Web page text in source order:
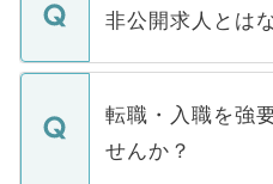
登録内容を確認し
ます。通常、5営
いただきますので
い。
非公開求人とは
マイナビDOCTOR
うち約3割は、
けない「非公開求
下記の理由によっ
転職・入職を強
せんか？